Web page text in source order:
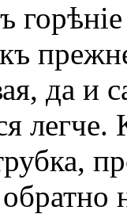
да и